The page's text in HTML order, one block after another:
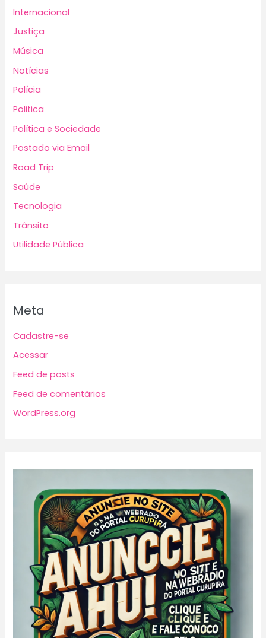
Internacional
Justiça
Música
Notícias
Polícia
Politica
Política e Sociedade
Postado via Email
Road Trip
Saúde
Tecnologia
Trânsito
Utilidade Pública
Meta
Cadastre-se
Acessar
Feed de posts
Feed de comentários
WordPress.org